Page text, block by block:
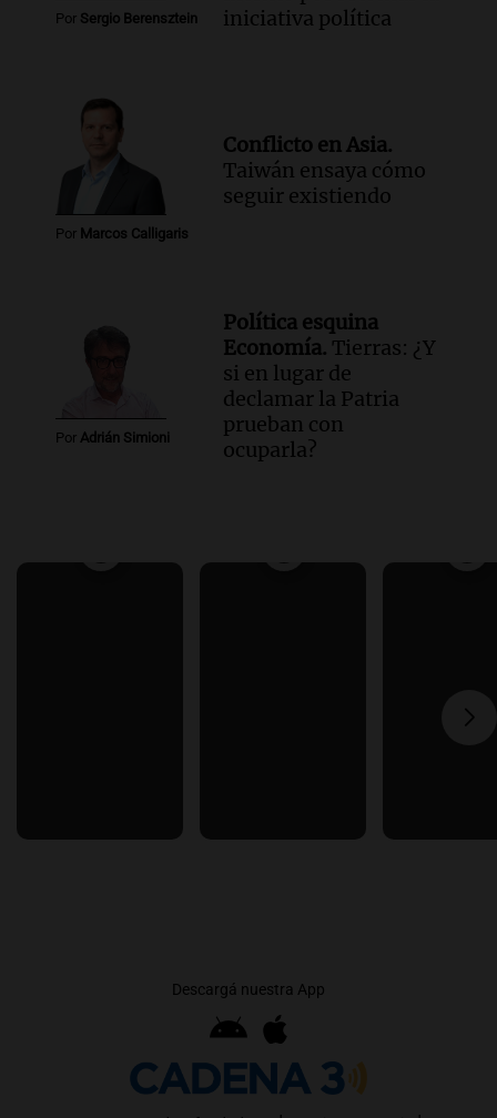
Por Sergio Berensztein
iniciativa política
Por Marcos Calligaris
Conflicto en Asia.
Taiwán ensaya cómo
seguir existiendo
Por Adrián Simioni
Política esquina
Economía. Tierras: ¿Y
si en lugar de
declamar la Patria
prueban con
ocuparla?
Descargá nuestra App